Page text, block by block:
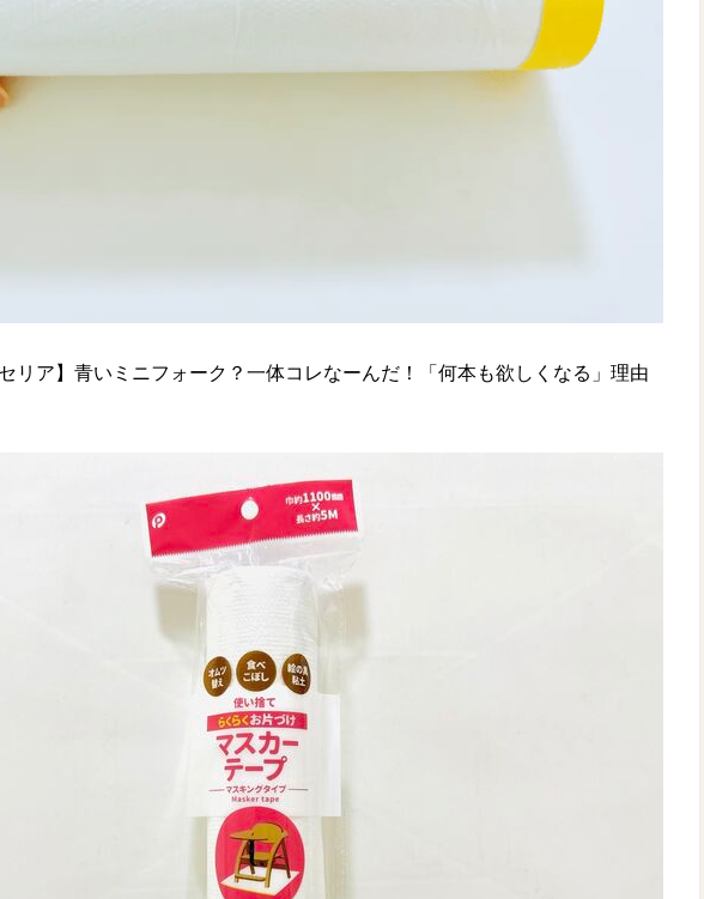
セリア】青いミニフォーク？一体コレなーんだ！「何本も欲しくなる」理由